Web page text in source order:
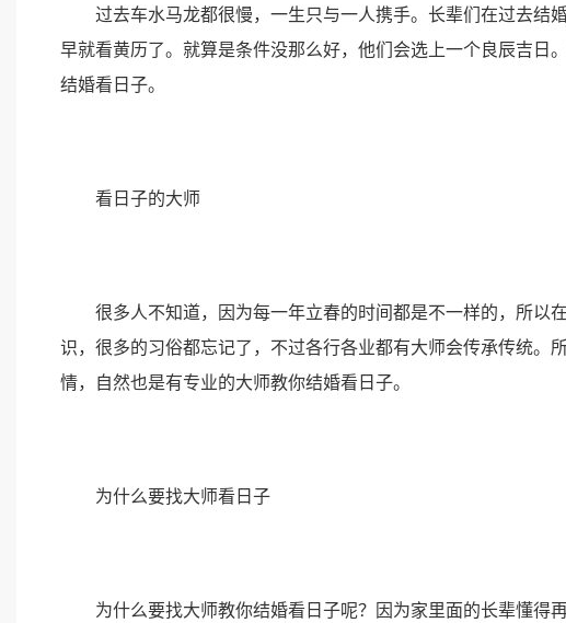
过去车水马龙都很慢，一生只与一人携手。长辈们在过去结
早就看黄历了。就算是条件没那么好，他们会选上一个良辰吉
结婚看日子。
看日子的大师
很多人不知道，因为每一年立春的时间都是不一样的，所以
识，很多的习俗都忘记了，不过各行各业都有大师会传承传统
情，自然也是有专业的大师教你结婚看日子。
为什么要找大师看日子
为什么要找大师教你结婚看日子呢？因为家里面的长辈懂得